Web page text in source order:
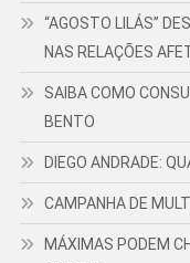
“AGOSTO LILÁS”
NAS RELAÇÕES
SAIBA COMO
BENTO
DIEGO ANDRADE:
CAMPANHA DE
MÁXIMAS PODEM